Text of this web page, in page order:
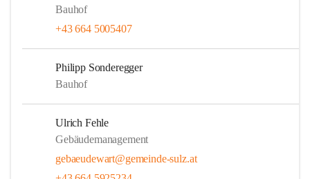
Bauhof
+43 664 5005407
Philipp Sonderegger
Bauhof
Ulrich Fehle
Gebäudemanagement
gebaeudewart@gemeinde-sulz.at